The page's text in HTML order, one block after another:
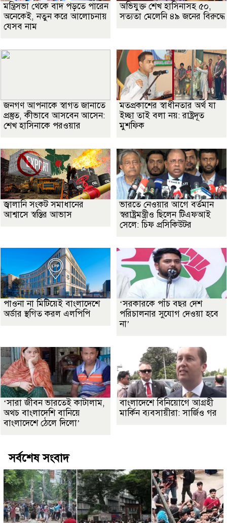
মন্ত্রিসভা থেকে বাদ পড়তে পারেন
অনেকেই, নতুন করে আলোচনায়
যেসব নাম
অভিযুক্ত শেখ হাসিনাসহ ৫০,
সত্যতা মেলেনি ৪৯ জনের বিরুদ্ধে
জনগণ আপনাকে স্বাগত জানাতে
প্রস্তুত, কীভাবে আসবেন আসেন:
শেখ হাসিনাকে পরওয়ার
মতপ্রকাশের স্বাধীনতার অর্থ যা
ইচ্ছা তাই বলা নয়: রাষ্ট্রদূত
মুশফিক
জ্বালানি সংকট সমাধানের
আশ্বাসে স্বস্তির আভাস
ভারতে নেওয়ার আগে বর্তমান
স্বরাষ্ট্রমন্ত্রীও ছিলেন টিএফআই
সেলে: চিফ প্রসিকিউটর
পাওনা না মিটিয়েই বাংলাদেশে
অর্ডার স্থগিত করল এলপিপি
‘সরকারকে পাঁচ বছর দেশ
পরিচালনার সুযোগ দেওয়া হবে
না’
‘সারা জীবন ভারতেই কাটালাম,
অথচ বাংলাদেশি বানিয়ে
বাংলাদেশে ঠেলে দিলো’
বাংলাদেশে বিনিয়োগে আগ্রহী
মার্কিন ব্যবসায়ীরা: সার্জিও গর
সর্বশেষ সংবাদ